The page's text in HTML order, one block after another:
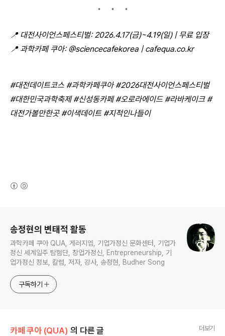
📍대전사이언스페스티벌: 2026.4.17(금)~4.19(일) | 무료 입장
📍과학카페 쿠아: @sciencecafekorea | cafequa.co.kr
#대전데이트코스 #과학카페쿠아 #2026대전사이언스페스티벌
#대한민국과학축제 #신성동카페 #오로라에이드 #라바케이크 #
대전가볼만한곳 #이색데이트 #지적인나들이
송정현의 변태적 활동
과학카페 쿠아 QUA, 게러지엠, 기업가정신 문화센터, 기업가
정신 세계일주 탐험단, 창업가정신, Entrepreneurship, 기
업가정신 정보, 칼럼, 저자, 강사, 송정현, Budher Song
구독하기
카페 쿠아 (QUA) 의 다른 글 더보기